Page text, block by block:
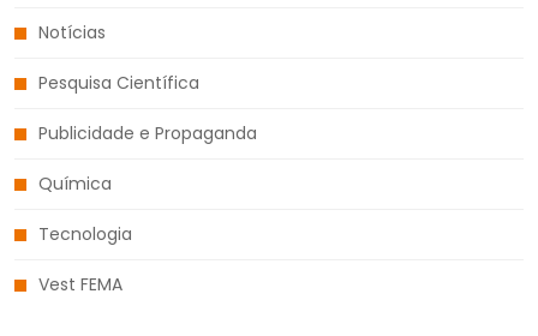
Notícias
Pesquisa Científica
Publicidade e Propaganda
Química
Tecnologia
Vest FEMA